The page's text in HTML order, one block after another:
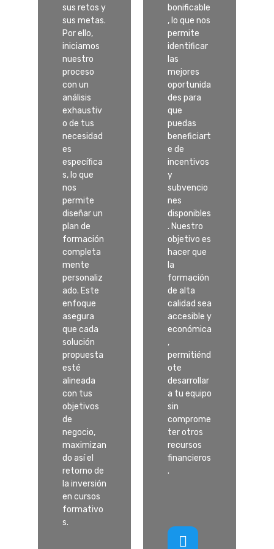
sus retos y
sus metas.
Por ello,
iniciamos
nuestro
proceso
con un
análisis
exhaustiv
o de tus
necesidad
es
específica
s, lo que
nos
permite
diseñar un
plan de
formación
completa
mente
personaliz
ado. Este
enfoque
asegura
que cada
solución
propuesta
esté
alineada
con tus
objetivos
de
negocio,
maximizan
do así el
retorno de
la inversión
en cursos
formativo
s.
bonificable
, lo que nos
permite
identificar
las
mejores
oportunida
des para
que
puedas
beneficiart
e de
incentivos
y
subvencio
nes
disponibles
. Nuestro
objetivo es
hacer que
la
formación
de alta
calidad sea
accesible y
económica
,
permitiénd
ote
desarrollar
a tu equipo
sin
comprome
ter otros
recursos
financieros
.